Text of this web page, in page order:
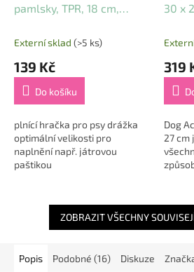
pamlsky, TPR, 18 cm,
Externí sklad (>5 ks)
139 Kč
Do košíku
plnící hračka pro psy drážka
optimální velikosti pro
naplnění např. játrovou
paštikou
barva: petrolejová
30 x
319
Dog
27 cm
ZOBRAZIT VŠECHNY
Popis Podobné (16) Diskuze